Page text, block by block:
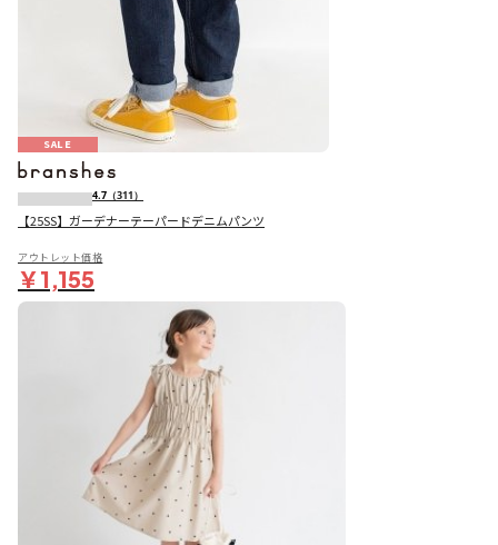
SALE
4.7 （311）
【25SS】ガーデナーテーパードデニムパンツ
アウトレット価格
￥1,155